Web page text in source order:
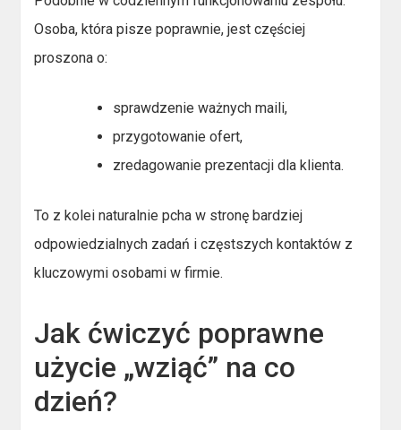
Osoba, która pisze poprawnie, jest częściej
proszona o:
sprawdzenie ważnych maili,
przygotowanie ofert,
zredagowanie prezentacji dla klienta.
To z kolei naturalnie pcha w stronę bardziej
odpowiedzialnych zadań i częstszych kontaktów z
kluczowymi osobami w firmie.
Jak ćwiczyć poprawne
użycie „wziąć” na co
dzień?